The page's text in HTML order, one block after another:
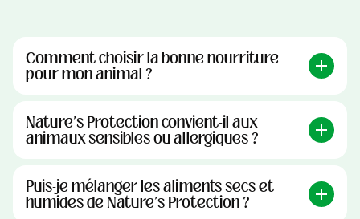
Comment choisir la bonne nourriture
pour mon animal ?
Nature's Protection convient-il aux
animaux sensibles ou allergiques ?
Puis-je mélanger les aliments secs et
humides de Nature's Protection ?